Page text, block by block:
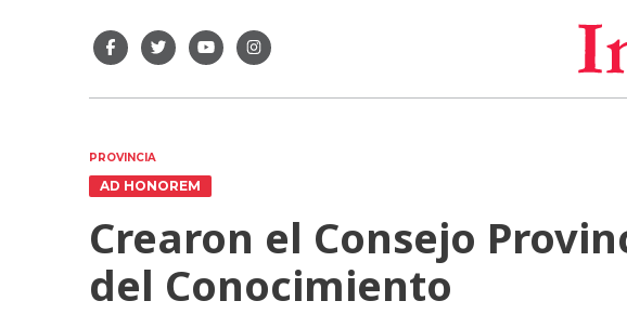
PROVINCIA
AD HONOREM
Crearon el Consejo
del Conocimiento